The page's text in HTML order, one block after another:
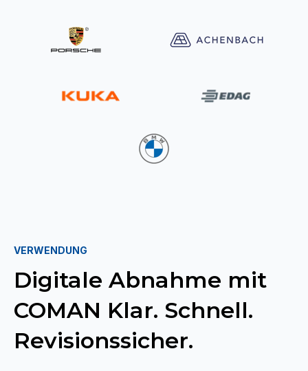
VERWENDUNG
Digitale Abnahme mit
COMAN Klar. Schnell.
Revisionssicher.